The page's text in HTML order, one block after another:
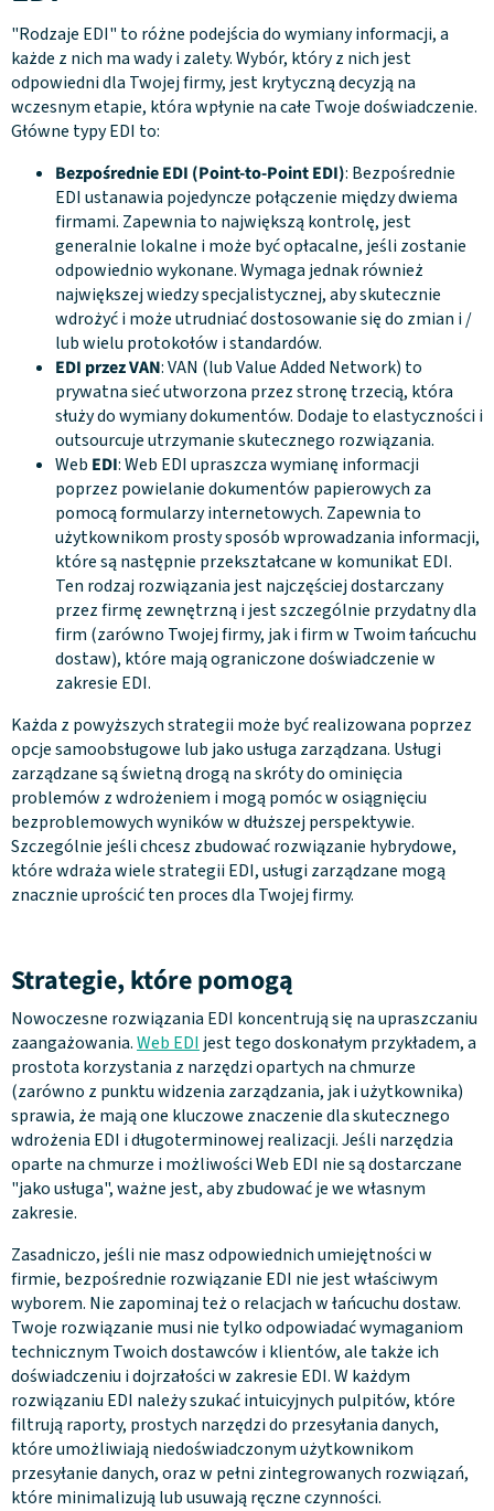
"Rodzaje EDI" to różne podejścia do wymiany informacji, a
każde z nich ma wady i zalety. Wybór, który z nich jest
odpowiedni dla Twojej firmy, jest krytyczną decyzją na
wczesnym etapie, która wpłynie na całe Twoje doświadczenie.
Główne typy EDI to:
Bezpośrednie EDI (Point-to-Point EDI): Bezpośrednie
EDI ustanawia pojedyncze połączenie między dwiema
firmami. Zapewnia to największą kontrolę, jest
generalnie lokalne i może być opłacalne, jeśli zostanie
odpowiednio wykonane. Wymaga jednak również
największej wiedzy specjalistycznej, aby skutecznie
wdrożyć i może utrudniać dostosowanie się do zmian i /
lub wielu protokołów i standardów.
EDI przez VAN: VAN (lub Value Added Network) to
prywatna sieć utworzona przez stronę trzecią, która
służy do wymiany dokumentów. Dodaje to elastyczności i
outsourcuje utrzymanie skutecznego rozwiązania.
Web EDI: Web EDI upraszcza wymianę informacji
poprzez powielanie dokumentów papierowych za
pomocą formularzy internetowych. Zapewnia to
użytkownikom prosty sposób wprowadzania informacji,
które są następnie przekształcane w komunikat EDI.
Ten rodzaj rozwiązania jest najczęściej dostarczany
przez firmę zewnętrzną i jest szczególnie przydatny dla
firm (zarówno Twojej firmy, jak i firm w Twoim łańcuchu
dostaw), które mają ograniczone doświadczenie w
zakresie EDI.
Każda z powyższych strategii może być realizowana poprzez
opcje samoobsługowe lub jako usługa zarządzana. Usługi
zarządzane są świetną drogą na skróty do ominięcia
problemów z wdrożeniem i mogą pomóc w osiągnięciu
bezproblemowych wyników w dłuższej perspektywie.
Szczególnie jeśli chcesz zbudować rozwiązanie hybrydowe,
które wdraża wiele strategii EDI, usługi zarządzane mogą
znacznie uprościć ten proces dla Twojej firmy.
Strategie, które pomogą
Nowoczesne rozwiązania EDI koncentrują się na upraszczaniu
zaangażowania.Web EDI jest tego doskonałym przykładem, a
prostota korzystania z narzędzi opartych na chmurze
(zarówno z punktu widzenia zarządzania, jak i użytkownika)
sprawia, że mają one kluczowe znaczenie dla skutecznego
wdrożenia EDI i długoterminowej realizacji. Jeśli narzędzia
oparte na chmurze i możliwości Web EDI nie są dostarczane
"jako usługa", ważne jest, aby zbudować je we własnym
zakresie.
Zasadniczo, jeśli nie masz odpowiednich umiejętności w
firmie, bezpośrednie rozwiązanie EDI nie jest właściwym
wyborem. Nie zapominaj też o relacjach w łańcuchu dostaw.
Twoje rozwiązanie musi nie tylko odpowiadać wymaganiom
technicznym Twoich dostawców i klientów, ale także ich
doświadczeniu i dojrzałości w zakresie EDI. W każdym
rozwiązaniu EDI należy szukać intuicyjnych pulpitów, które
filtrują raporty, prostych narzędzi do przesyłania danych,
które umożliwiają niedoświadczonym użytkownikom
przesyłanie danych, oraz w pełni zintegrowanych rozwiązań,
które minimalizują lub usuwają ręczne czynności.